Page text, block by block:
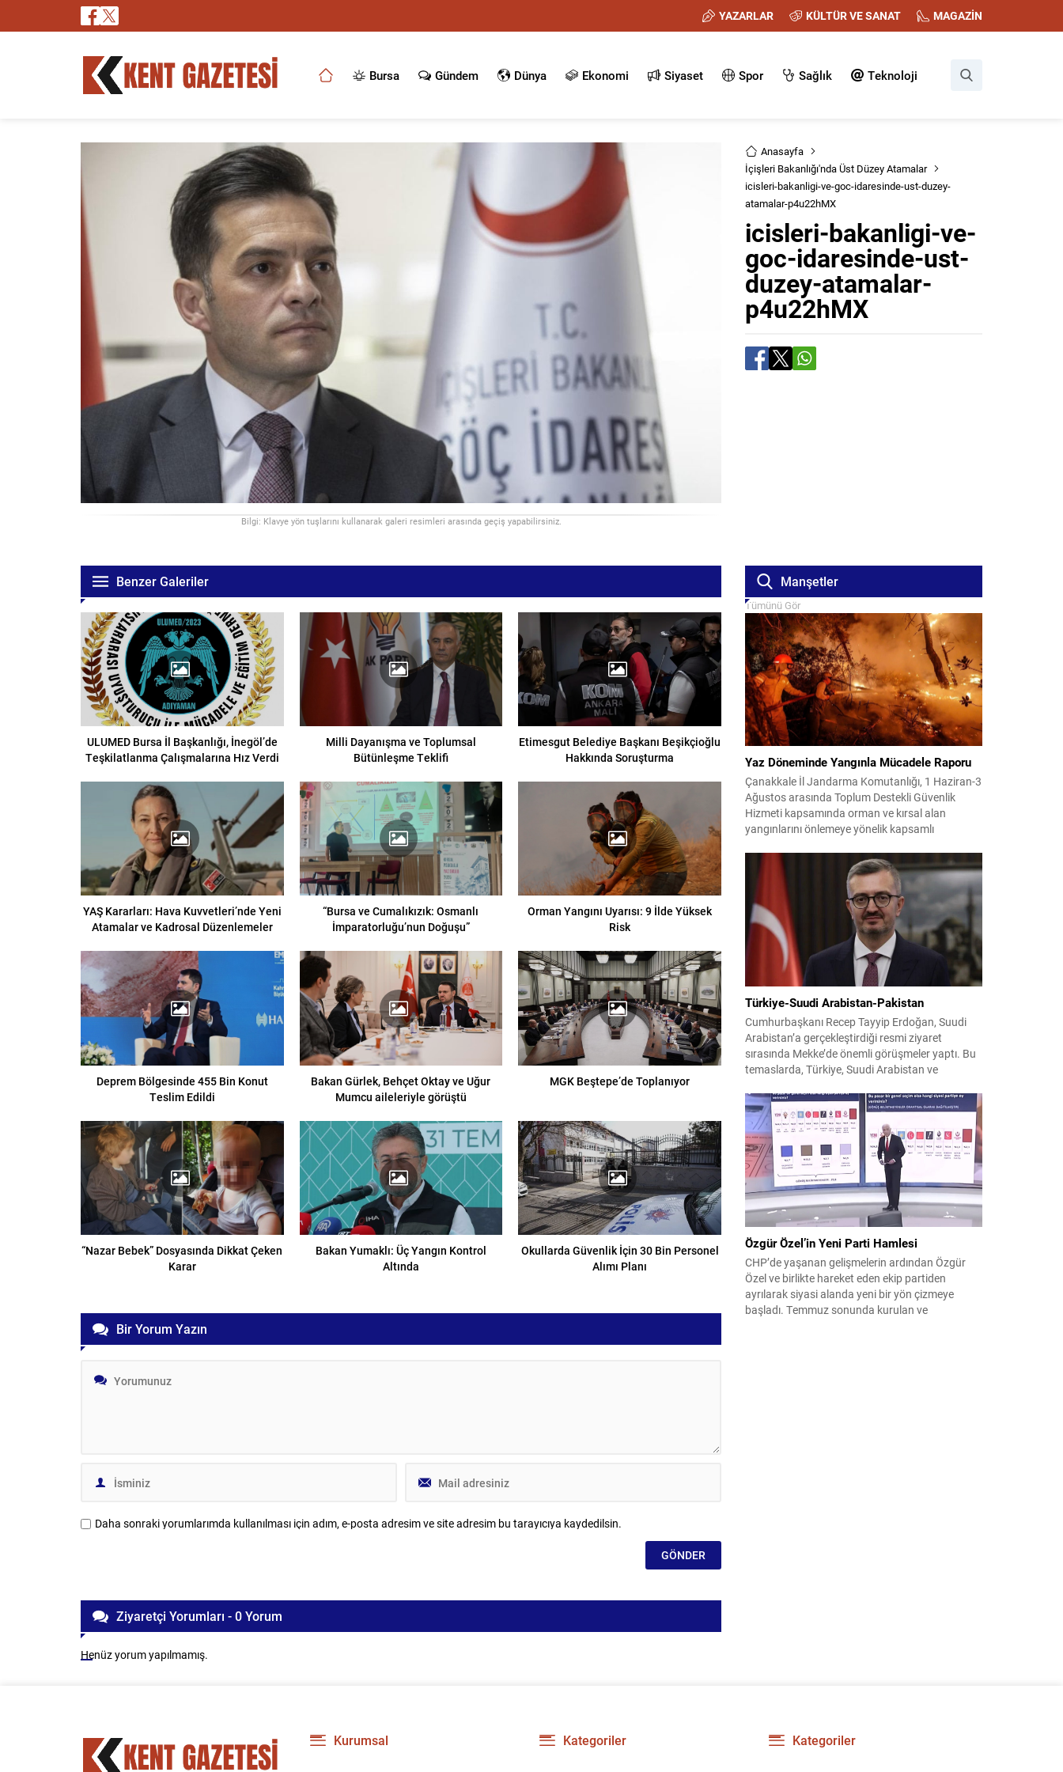
YAZARLAR KÜLTÜR VE SANAT MAGAZİN
Bursa Gündem Dünya Ekonomi Siyaset Spor Sağlık Teknoloji
Bilgi: Klavye yön tuşlarını kullanarak galeri resimleri arasında geçiş yapabilirsiniz.
Anasayfa
İçişleri Bakanlığı'nda Üst Düzey Atamalar
icisleri-bakanligi-ve-goc-idaresinde-ust-duzey-
atamalar-p4u22hMX
icisleri-bakanligi-ve-
goc-idaresinde-ust-
duzey-atamalar-
p4u22hMX
Benzer Galeriler
ULUMED Bursa İl Başkanlığı, İnegöl’de
Teşkilatlanma Çalışmalarına Hız Verdi
Milli Dayanışma ve Toplumsal
Bütünleşme Teklifi
Etimesgut Belediye Başkanı Beşikçioğlu
Hakkında Soruşturma
YAŞ Kararları: Hava Kuvvetleri’nde Yeni
Atamalar ve Kadrosal Düzenlemeler
“Bursa ve Cumalıkızık: Osmanlı
İmparatorluğu’nun Doğuşu”
Orman Yangını Uyarısı: 9 İlde Yüksek
Risk
Deprem Bölgesinde 455 Bin Konut
Teslim Edildi
Bakan Gürlek, Behçet Oktay ve Uğur
Mumcu aileleriyle görüştü
MGK Beştepe’de Toplanıyor
“Nazar Bebek” Dosyasında Dikkat Çeken
Karar
Bakan Yumaklı: Üç Yangın Kontrol
Altında
Okullarda Güvenlik İçin 30 Bin Personel
Alımı Planı
Bir Yorum Yazın
Daha sonraki yorumlarımda kullanılması için adım, e-posta adresim ve site adresim bu tarayıcıya kaydedilsin.
Ziyaretçi Yorumları - 0 Yorum
Henüz yorum yapılmamış.
Manşetler
Tümünü Gör
Yaz Döneminde Yangınla Mücadele Raporu
Çanakkale İl Jandarma Komutanlığı, 1 Haziran-3
Ağustos arasında Toplum Destekli Güvenlik
Hizmeti kapsamında orman ve kırsal alan
yangınlarını önlemeye yönelik kapsamlı
görev yapan 178 tim ve 742 personel, sahada
aktif olarak halkı bilinçlendirdi ve denetim
faaliyetleri gerçekleştirdi. Faaliyetler esnasında
bin 315 biçerdöver ve balya...
Türkiye-Suudi Arabistan-Pakistan
Cumhurbaşkanı Recep Tayyip Erdoğan, Suudi
Arabistan’a gerçekleştirdiği resmi ziyaret
sırasında Mekke’de önemli görüşmeler yaptı. Bu
temaslarda, Türkiye, Suudi Arabistan ve
birliği çerçevesi oluşturuldu. Ziyaretin en somut
çıktısı, üç ülkenin imza attığı Mekke Ortak
Savunma Anlaşması oldu. Anlaşma; ortak
güvenlik yaklaşımıyla bölgesel barış, istikrar...
Özgür Özel’in Yeni Parti Hamlesi
CHP’de yaşanan gelişmelerin ardından Özgür
Özel ve birlikte hareket eden ekip partiden
ayrılarak siyasi alanda yeni bir yön çizmeye
başladı. Temmuz sonunda kurulan ve
Kurumsal Kategoriler Kategoriler